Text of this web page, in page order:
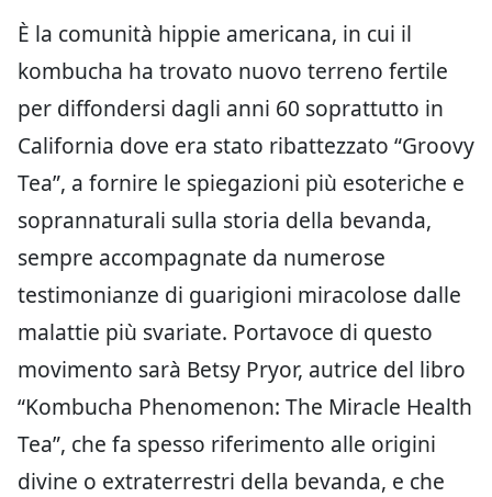
È la comunità hippie americana, in cui il
kombucha ha trovato nuovo terreno fertile
per diffondersi dagli anni 60 soprattutto in
California dove era stato ribattezzato “Groovy
Tea”, a fornire le spiegazioni più esoteriche e
soprannaturali sulla storia della bevanda,
sempre accompagnate da numerose
testimonianze di guarigioni miracolose dalle
malattie più svariate. Portavoce di questo
movimento sarà Betsy Pryor, autrice del libro
“Kombucha Phenomenon: The Miracle Health
Tea”, che fa spesso riferimento alle origini
divine o extraterrestri della bevanda, e che